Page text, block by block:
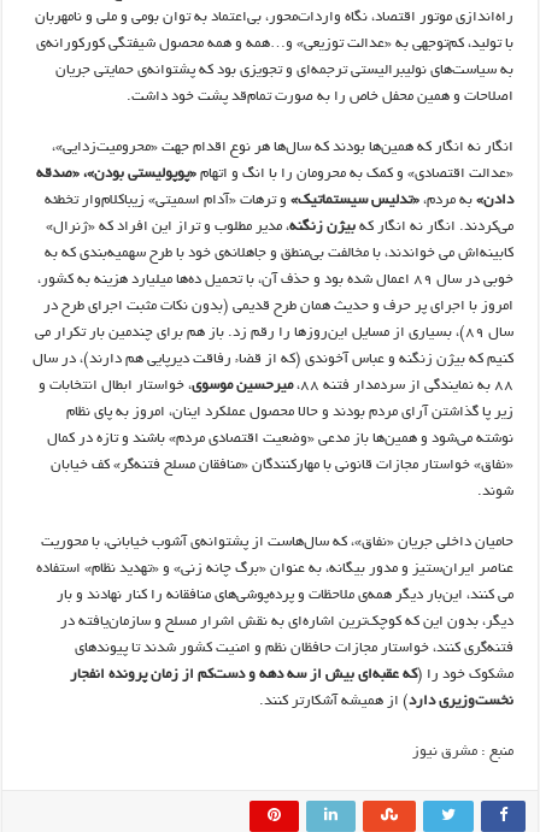
راه‌اندازی موتور اقتصاد، نگاه واردات‌محور، بی‌اعتماد به توان بومی و ملی و نامهربان
با تولید، کم‌توجهی به «عدالت توزیعی» و…همه و همه محصول شیفتگی کورکورانه‌ی
به سیاست‌های نولیبرالیستی ترجمه‌ای و تجویزی بود که پشتوانه‌ی حمایتی جریان
اصلاحات و همین محفل خاص را به صورت تمام‌قد پشت خود داشت.
انگار نه انگار که همین‌ها بودند که سال‌ها هر نوع اقدام جهت «محرومیت‌زدایی»،
«عدالت اقتصادی» و کمک به محرومان را با انگ و اتهام«پوپولیستی بودن»، «صدقه
دادن»به مردم،«تدلیس سیستماتیک» و ترهات «آدام اسمیتی» زیباکلام‌وار تخطئه
می‌کردند. انگار نه انگار کهبیژن زنگنه، مدیر مطلوب و تراز این افراد که «ژنرال»
کابینه‌اش می خواندند، با مخالفت بی‌منطق و جاهلانه‌ی خود با طرح سهمیه‌بندی که به
خوبی در سال ۸۹ اعمال شده بود و حذف آن، با تحمیل ده‌ها میلیارد هزینه به کشور،
امروز با اجرای پر حرف و حدیث همان طرح قدیمی (بدون نکات مثبت اجرای طرح در
سال ۸۹)، بسیاری از مسایل این‌روزها را رقم زد. باز هم برای چندمین بار تکرار می
کنیم که بیژن زنگنه و عباس آخوندی (که از قضاء رفاقت دیرپایی هم دارند)، در سال
۸۸ به نمایندگی از سردمدار فتنه ۸۸،
میرحسین موسوی، خواستار ابطال انتخابات و
زیر پا گذاشتن آرای مردم بودند و حالا محصول عملکرد اینان، امروز به پای نظام
نوشته می‌شود و همین‌ها باز مدعی «وضعیت اقتصادی مردم» باشند و تازه در کمال
«نفاق» خواستار مجازات قانونی با مهارکنندگان «منافقان مسلح فتنه‌گر» کف خیابان
شوند.
حامیان داخلی جریان «نفاق»، که سال‌هاست از پشتوانه‌ی آشوب خیابانی، با محوریت
عناصر ایران‌ستیز و مدور بیگانه، به عنوان «برگ چانه زنی» و «تهدید نظام» استفاده
می کنند، این‌بار دیگر همه‌ی ملاحظات و پرده‌پوشی‌های منافقانه را کنار نهادند و بار
دیگر، بدون این که کوچک‌ترین اشاره‌ای به نقش اشرار مسلح و سازمان‌یافته در
فتنه‌گری کنند، خواستار مجازات حافظان نظم و امنیت کشور شدند تا پیوندهای
مشکوک خود را (که عقبه‌ای بیش از سه دهه و دست‌کم از زمان پرونده انفجار
نخست‌وزیری دارد) از همیشه آشکارتر کنند.
منبع : مشرق نیوز